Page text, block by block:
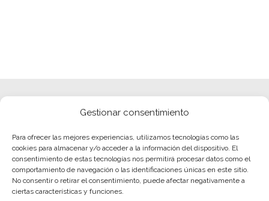
Gestionar consentimiento
Para ofrecer las mejores experiencias, utilizamos tecnologías como las
cookies para almacenar y/o acceder a la información del dispositivo. El
consentimiento de estas tecnologías nos permitirá procesar datos como el
comportamiento de navegación o las identificaciones únicas en este sitio.
No consentir o retirar el consentimiento, puede afectar negativamente a
ciertas características y funciones.